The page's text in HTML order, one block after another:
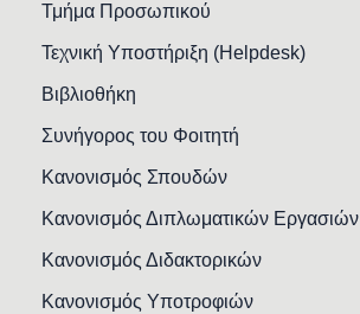
Τμήμα Προσωπικού
Τεχνική Υποστήριξη (Helpdesk)
Βιβλιοθήκη
Συνήγορος του Φοιτητή
Κανονισμός Σπουδών
Κανονισμός Διπλωματικών Εργασιών
Κανονισμός Διδακτορικών
Κανονισμός Υποτροφιών